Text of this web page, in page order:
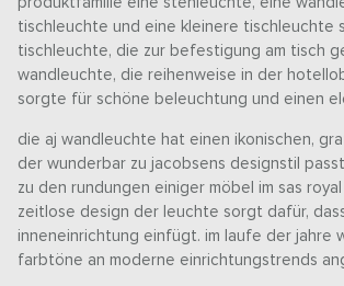
tischleuchte und eine kleinere tischleuchte
tischleuchte, die zur befestigung am tisch
wandleuchte, die reihenweise in der
sorgte für schöne beleuchtung und einen
die aj wandleuchte hat einen ikonischen,
der wunderbar zu jacobsens designstil
zu den rundungen einiger möbel im sas
zeitlose design der leuchte sorgt dafür,
inneneinrichtung einfügt. im laufe der jahre
farbtöne an moderne einrichtungstrends